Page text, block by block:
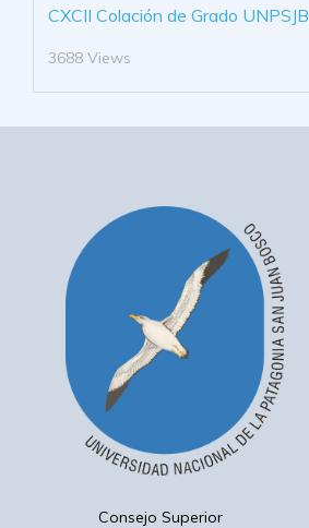
CXCII Colación de Grado UNPSJB
3688 Views
Consejo Superior